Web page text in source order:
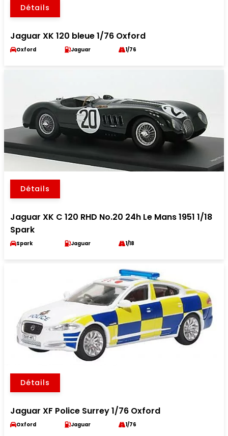
Détails
Jaguar XK 120 bleue 1/76 Oxford
Oxford Jaguar 1/76
Détails
Jaguar XK C 120 RHD No.20 24h Le Mans 1951 1/18
Spark
Spark Jaguar 1/18
Détails
Jaguar XF Police Surrey 1/76 Oxford
Oxford Jaguar 1/76